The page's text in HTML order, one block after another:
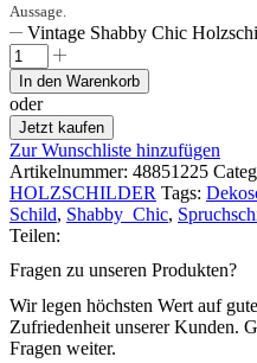
Aussage.
Vintage Shabby Chic
In den Warenkorb
oder
Jetzt kaufen
Zur Wunschliste hinzufügen
Artikelnummer: 48851225
HOLZSCHILDER Tags:
Schild, Shabby_Chic,
Teilen:
Fragen zu unseren Produkten?
Wir legen höchsten Wert auf
Zufriedenheit unserer Kunden.
Fragen weiter.